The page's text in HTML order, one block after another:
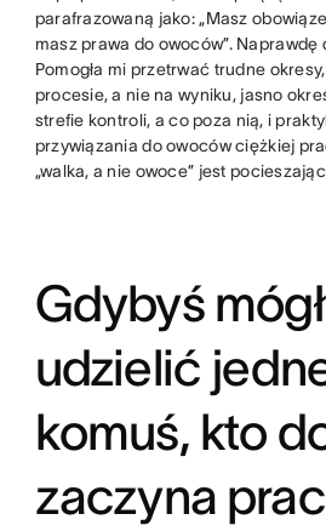
parafrazowaną jako: „Masz
masz prawa do owoców”.
Pomogła mi przetrwać trudne
procesie, a nie na wyniku, jasno
strefie kontroli, a co poza nią, i
przywiązania do owoców ciężkiej
„walka, a nie owoce” jest
Gdybyś
udzielić
komuś, kto
zaczyna